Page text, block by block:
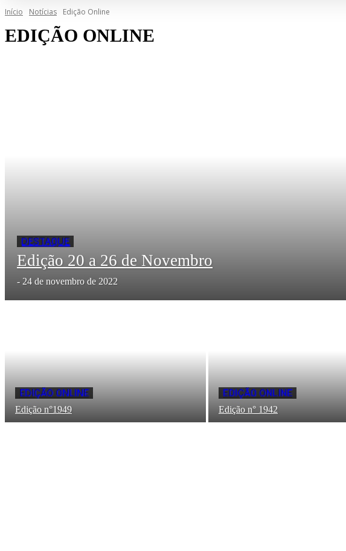
Início Notícias Edição Online
EDIÇÃO ONLINE
DESTAQUE
Edição 20 a 26 de Novembro
- 24 de novembro de 2022
EDIÇÃO ONLINE
Edição n°1949
EDIÇÃO ONLINE
Edição n° 1942